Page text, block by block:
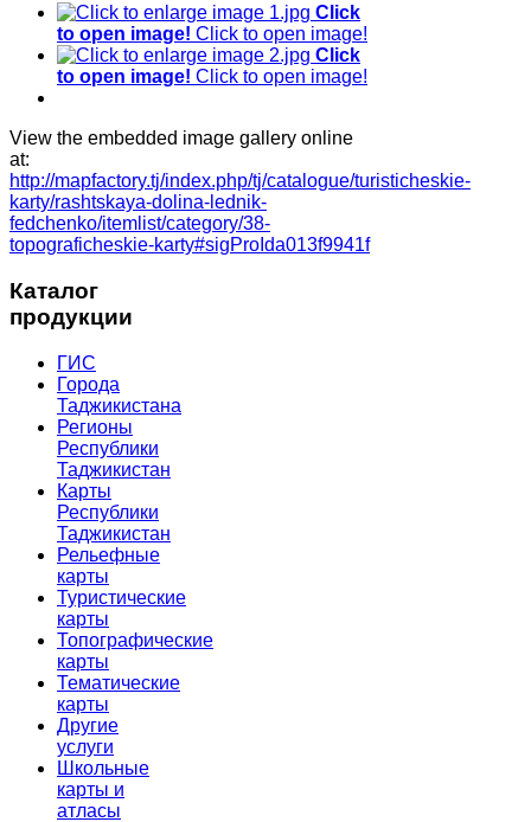
Click
to open image! Click to open image!
Click
to open image! Click to open image!
View the embedded image gallery online
at:
http://mapfactory.tj/index.php/tj/catalogue/turisticheskie-
karty/rashtskaya-dolina-lednik-
fedchenko/itemlist/category/38-
topograficheskie-karty#sigProIda013f9941f
Каталог
продукции
ГИС
Города
Таджикистана
Регионы
Республики
Таджикистан
Карты
Республики
Таджикистан
Рельефные
карты
Туристические
карты
Топографические
карты
Тематические
карты
Другие
услуги
Школьные
карты и
атласы